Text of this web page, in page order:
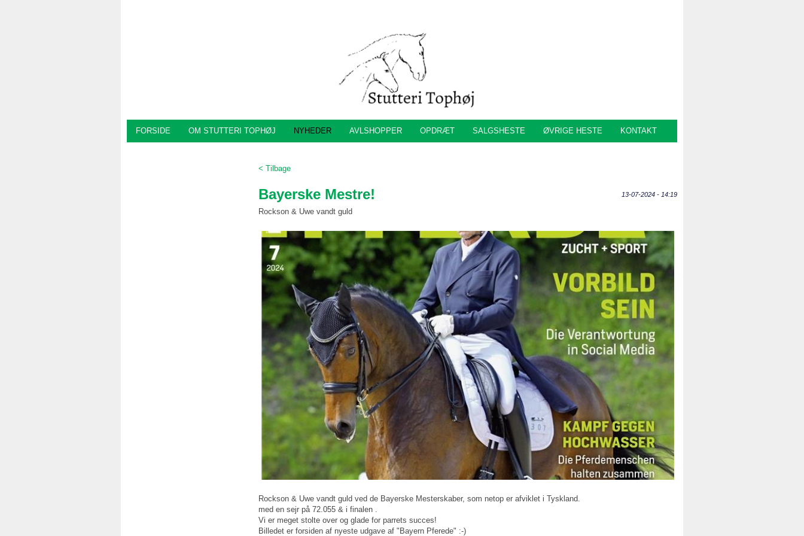
FORSIDE OM STUTTERI TOPHØJ NYHEDER AVLSHOPPER OPDRÆT SALGSHESTE ØVRIGE HESTE KONTAKT
< Tilbage
Bayerske Mestre! 13-07-2024 - 14:19
Rockson & Uwe vandt guld
Rockson & Uwe vandt guld ved de Bayerske Mesterskaber, som netop er afviklet i Tyskland.
med en sejr på 72.055 & i finalen .
Vi er meget stolte over og glade for parrets succes!
Billedet er forsiden af nyeste udgave af "Bayern Pferede" :-)